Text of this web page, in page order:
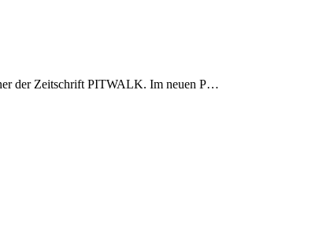
der Zeitschrift PITWALK. Im neuen P…